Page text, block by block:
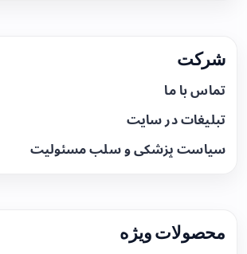
شرکت
تماس با ما
تبلیغات در سایت
سیاست پزشکی و سلب مسئولیت
محصولات ویژه